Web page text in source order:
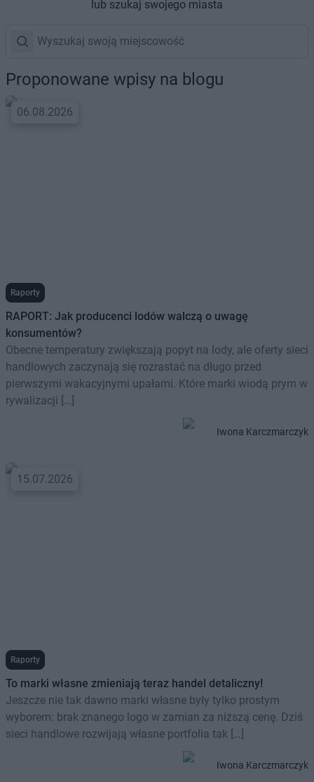
lub szukaj swojego miasta
Proponowane wpisy na blogu
06.08.2026
Raporty
RAPORT: Jak producenci lodów walczą o uwagę
konsumentów?
Obecne temperatury zwiększają popyt na lody, ale oferty sieci
handlowych zaczynają się rozrastać na długo przed
pierwszymi wakacyjnymi upałami. Które marki wiodą prym w
rywalizacji […]
Iwona Karczmarczyk
15.07.2026
Raporty
To marki własne zmieniają teraz handel detaliczny!
Jeszcze nie tak dawno marki własne były tylko prostym
wyborem: brak znanego logo w zamian za niższą cenę. Dziś
sieci handlowe rozwijają własne portfolia tak […]
Iwona Karczmarczyk